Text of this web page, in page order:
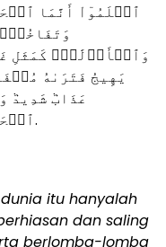
ٱعۡلَمُوٓاْ أَنَّمَا
وَٱلۡأَوۡلَٰدِۖ كَمَثَلِ
يَهِيجُ فَتَرَىٰهُ
عَذَابٞ
ٱلۡحَيَوٰةُ ٱلدُّنۡيَآ إِلَّا مَتَٰعُ ٱلۡغُرُورِ.
itu hanyalah
dan saling
berlomba-lomba